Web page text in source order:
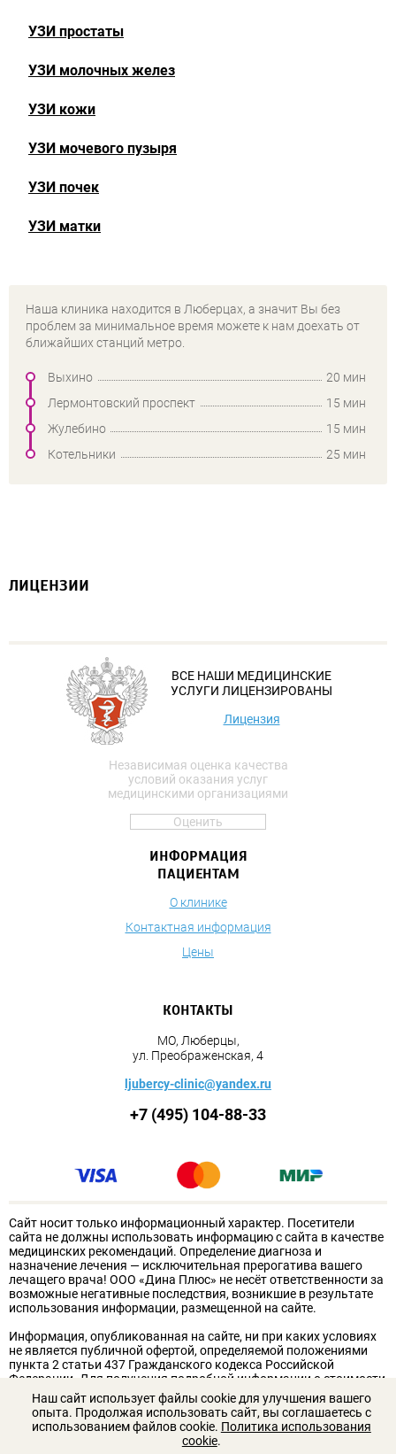
УЗИ простаты
УЗИ молочных желез
УЗИ кожи
УЗИ мочевого пузыря
УЗИ почек
УЗИ матки
Наша клиника находится в Люберцах, а значит Вы без
проблем за минимальное время можете к нам доехать от
ближайших станций метро.
Выхино
20 мин
Лермонтовский проспект
15 мин
Жулебино
15 мин
Котельники
25 мин
ЛИЦЕНЗИИ
ВСЕ НАШИ МЕДИЦИНСКИЕ
УСЛУГИ ЛИЦЕНЗИРОВАНЫ
Лицензия
Независимая оценка качества
условий оказания услуг
медицинскими организациями
Оценить
ИНФОРМАЦИЯ
ПАЦИЕНТАМ
О клинике
Контактная информация
Цены
КОНТАКТЫ
МО, Люберцы,
ул. Преображенская, 4
ljubercy-clinic@yandex.ru
+7 (495) 104-88-33
Сайт носит только информационный характер. Посетители
сайта не должны использовать информацию с сайта в качестве
медицинских рекомендаций. Определение диагноза и
назначение лечения — исключительная прерогатива вашего
лечащего врача! ООО «Дина Плюс» не несёт ответственности за
возможные негативные последствия, возникшие в результате
использования информации, размещенной на сайте.
Информация, опубликованная на сайте, ни при каких условиях
не является публичной офертой, определяемой положениями
пункта 2 статьи 437 Гражданского кодекса Российской
Федерации. Для получения подробной информации о стоимости
услуг обращайтесь к администрации клиники. Для получения
подробной информации о стоимости услуг, пожалуйста,
обращайтесь к сотрудникам ООО «Дина Плюс».
Наш сайт использует файлы cookie для улучшения вашего
опыта. Продолжая использовать сайт, вы соглашаетесь с
использованием файлов cookie. Политика использования
cookie.